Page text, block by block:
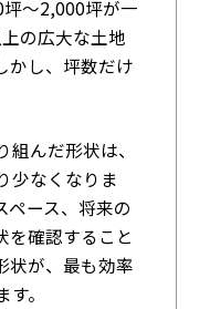
〜2,000坪が一
の広大な土地
かし、坪数だけ
んだ形状は、
少なくなりま
ペース、将来の
を確認すること
状が、最も効率
。